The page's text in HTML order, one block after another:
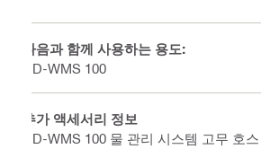
다음과 함께 사용하는 용도:
DD-WMS 100
추가 액세서리 정보
DD-WMS 100 물 관리 시스템 고무 호